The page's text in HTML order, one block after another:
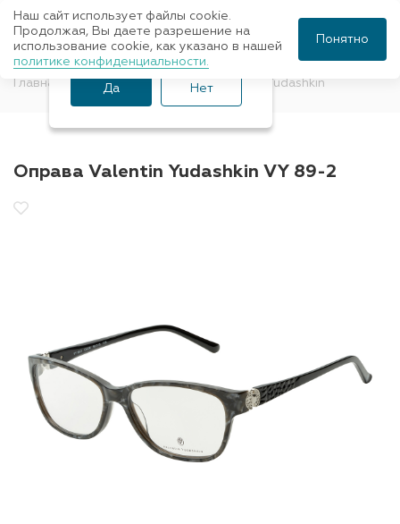
Главная Оправы для очков Valentin Yudashkin
Оправа Valentin Yudashkin VY 89-2
Ваш город Санкт-
Петербург?
Да Нет
Наш сайт использует файлы cookie.
Продолжая, Вы даете разрешение на
использование cookie, как указано в нашей
политике конфиденциальности.
Понятно